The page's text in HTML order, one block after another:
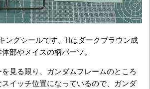
ングシールです。Hはダークブラウン成
部やメイスの柄パーツ。
見る限り、ガンダムフレームのところ
イッチ位置になっているので、ガンダ